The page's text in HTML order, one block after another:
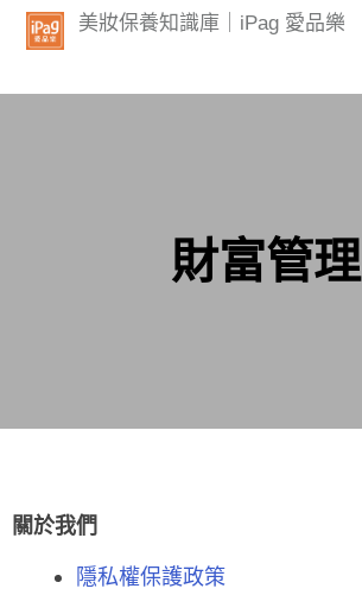
美妝保養知識庫｜iPag 愛品樂
財富管理
關於我們
隱私權保護政策